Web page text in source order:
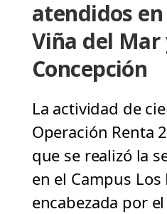
atendidos
Viña del Mar
Concepción
La actividad de
Operación Renta
que se realizó la
en el Campus
encabezada por